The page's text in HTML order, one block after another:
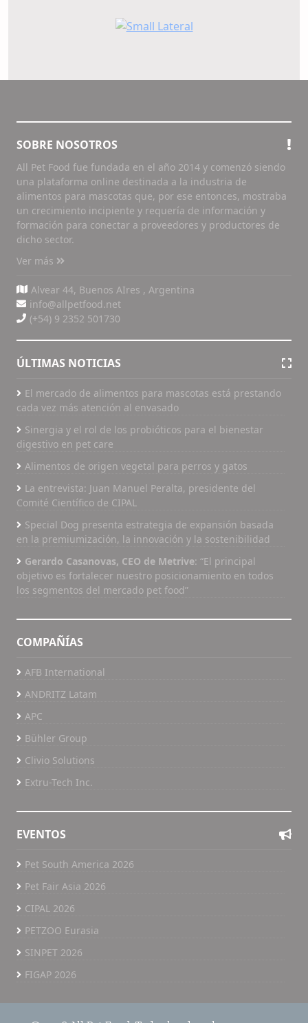
SOBRE NOSOTROS
All Pet Food fue fundada en el año 2014 y comenzó siendo
una plataforma online destinada a la industria de
alimentos para mascotas que, por ese entonces, mostraba
un crecimiento incipiente y requería de información y
formación para conectar a proveedores y productores de
dicho sector.
Ver más
Alvear 44, Buenos AIres , Argentina
info@allpetfood.net
(+54) 9 2352 501730
ÚLTIMAS NOTICIAS
El mercado de alimentos para mascotas está prestando
cada vez más atención al envasado
Sinergia y el rol de los probióticos para el bienestar
digestivo en pet care
Alimentos de origen vegetal para perros y gatos
La entrevista: Juan Manuel Peralta, presidente del
Comité Científico de CIPAL
Special Dog presenta estrategia de expansión basada
en la premiumización, la innovación y la sostenibilidad
Gerardo Casanovas, CEO de Metrive: “El principal
objetivo es fortalecer nuestro posicionamiento en todos
los segmentos del mercado pet food”
COMPAÑÍAS
AFB International
ANDRITZ Latam
APC
Bühler Group
Clivio Solutions
Extru-Tech Inc.
EVENTOS
Pet South America 2026
Pet Fair Asia 2026
CIPAL 2026
PETZOO Eurasia
SINPET 2026
FIGAP 2026